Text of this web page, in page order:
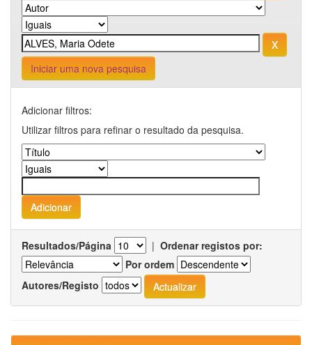
Iniciar uma nova pesquisa
Adicionar filtros:
Utilizar filtros para refinar o resultado da pesquisa.
Resultados/Página | Ordenar registos por:
Por ordem
Autores/Registo